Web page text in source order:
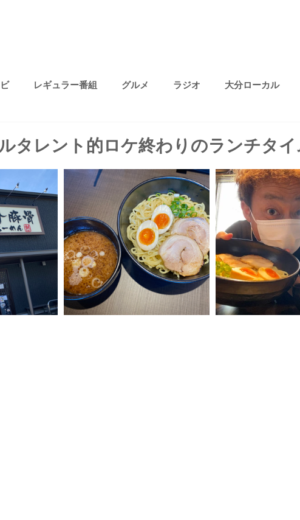
レギュラー番組 グルメ ラジオ 大分ローカル
タレント的ロケ終わりのランチタイ